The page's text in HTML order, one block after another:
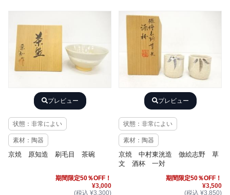
プレビュー
状態：非常によい
素材：陶器
京焼 原知造 刷毛目 茶碗
期間限定50％OFF！
¥3,000
(税込 ¥3,300)
プレビュー
状態：非常によい
素材：陶器
京焼 中村東洸造 倣絵志野 草
文 酒杯 一対
期間限定50％OFF！
¥3,500
(税込 ¥3,850)